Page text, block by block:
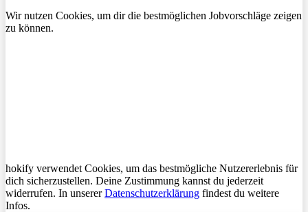
Wir nutzen Cookies, um dir die bestmöglichen Jobvorschläge zeigen
zu können.
hokify verwendet Cookies, um das bestmögliche Nutzererlebnis für
dich sicherzustellen. Deine Zustimmung kannst du jederzeit
widerrufen. In unsererDatenschutzerklärung findest du weitere
Infos.